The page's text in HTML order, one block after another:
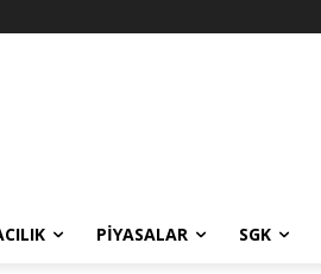
PIYASALAR SGK